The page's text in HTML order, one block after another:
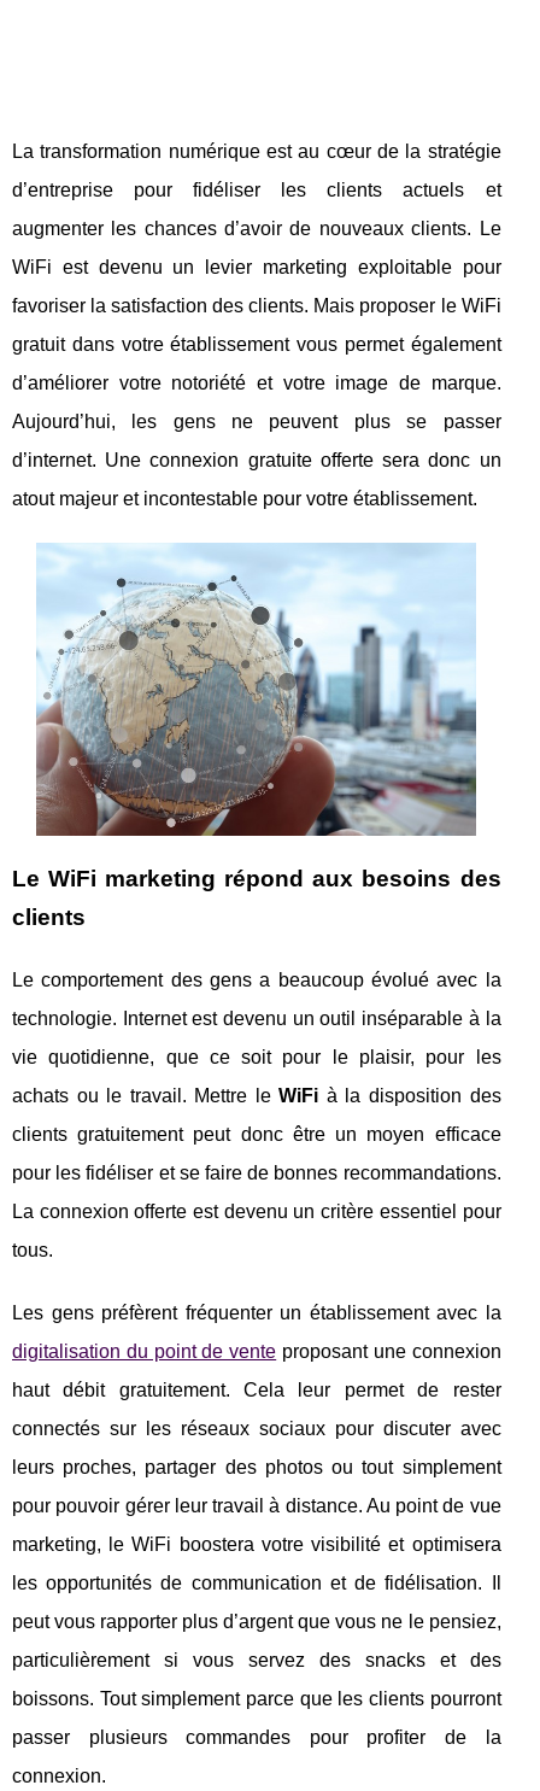
La transformation numérique est au cœur de la stratégie
d’entreprise pour fidéliser les clients actuels et
augmenter les chances d’avoir de nouveaux clients. Le
WiFi est devenu un levier marketing exploitable pour
favoriser la satisfaction des clients. Mais proposer le WiFi
gratuit dans votre établissement vous permet également
d’améliorer votre notoriété et votre image de marque.
Aujourd’hui, les gens ne peuvent plus se passer
d’internet. Une connexion gratuite offerte sera donc un
atout majeur et incontestable pour votre établissement.
Le WiFi marketing répond aux besoins des
clients
Le comportement des gens a beaucoup évolué avec la
technologie. Internet est devenu un outil inséparable à la
vie quotidienne, que ce soit pour le plaisir, pour les
achats ou le travail. Mettre leWiFi à la disposition des
clients gratuitement peut donc être un moyen efficace
pour les fidéliser et se faire de bonnes recommandations.
La connexion offerte est devenu un critère essentiel pour
tous.
Les gens préfèrent fréquenter un établissement avec la
digitalisation du point de vente proposant une connexion
haut débit gratuitement. Cela leur permet de rester
connectés sur les réseaux sociaux pour discuter avec
leurs proches, partager des photos ou tout simplement
pour pouvoir gérer leur travail à distance. Au point de vue
marketing, le WiFi boostera votre visibilité et optimisera
les opportunités de communication et de fidélisation. Il
peut vous rapporter plus d’argent que vous ne le pensiez,
particulièrement si vous servez des snacks et des
boissons. Tout simplement parce que les clients pourront
passer plusieurs commandes pour profiter de la
connexion.